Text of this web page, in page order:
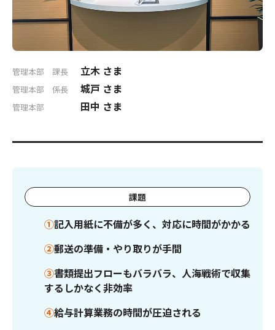
管理本部 課長 立木 さま
管理本部 係長 城戸 さま
管理本部 田中 さま
課題
①記入用紙に不備が多く、対応に時間がかかる
②郵送の準備・やり取りが手間
③書類提出フローもバラバラ、人海戦術で収集
するしかなく非効率
④給与計算業務の時間が圧迫される